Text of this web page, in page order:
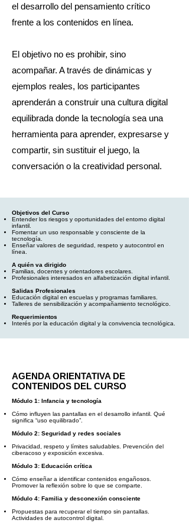
el desarrollo del pensamiento crítico
frente a los contenidos en línea.
El objetivo no es prohibir, sino
acompañar. A través de dinámicas y
ejemplos reales, los participantes
aprenderán a construir una cultura digital
equilibrada donde la tecnología sea una
herramienta para aprender, expresarse y
compartir, sin sustituir el juego, la
conversación o la creatividad personal.
Objetivos del Curso
Entender los riesgos y oportunidades del entorno digital
infantil.
Fomentar un uso responsable y consciente de la
tecnología.
Enseñar valores de seguridad, respeto y autocontrol en
línea.
A quién va dirigido
Familias, docentes y orientadores escolares.
Profesionales interesados en alfabetización digital infantil.
Salidas Profesionales
Educación digital en escuelas y programas familiares.
Talleres de sensibilización y acompañamiento tecnológico.
Requerimientos
Interés por la educación digital y la convivencia tecnológica.
AGENDA ORIENTATIVA DE
CONTENIDOS DEL CURSO
Módulo 1: Infancia y tecnología
Cómo influyen las pantallas en el desarrollo infantil. Qué
significa “uso equilibrado”.
Módulo 2: Seguridad y redes sociales
Privacidad, respeto y límites saludables. Prevención del
ciberacoso y exposición excesiva.
Módulo 3: Educación crítica
Cómo enseñar a identificar contenidos engañosos.
Promover la reflexión sobre lo que se comparte.
Módulo 4: Familia y desconexión consciente
Propuestas para recuperar el tiempo sin pantallas.
Actividades de autocontrol digital.